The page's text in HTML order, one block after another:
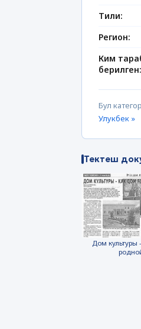
Тили:
Регион:
Ким
берилген:
Бул
Улукбек »
Тектеш
Дом культуры